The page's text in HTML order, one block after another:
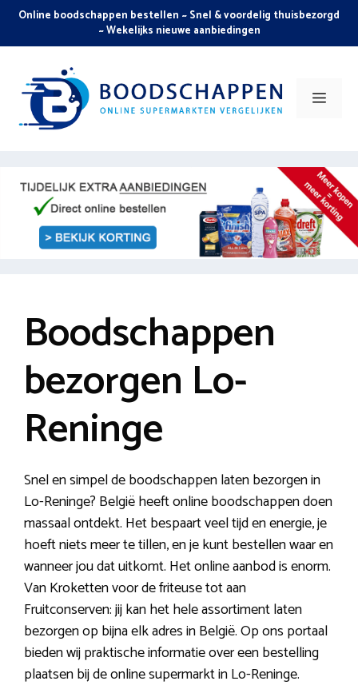
Skip
content
Online boodschappen bestellen ~ Snel & voordelig thuisbezorgd
~ Wekelijks nieuwe aanbiedingen
Menu
Boodschappen
bezorgen Lo-
Reninge
Snel en simpel de boodschappen laten bezorgen in
Lo-Reninge? België heeft online boodschappen doen
massaal ontdekt. Het bespaart veel tijd en energie, je
hoeft niets meer te tillen, en je kunt bestellen waar en
wanneer jou dat uitkomt. Het online aanbod is enorm.
Van Kroketten voor de friteuse tot aan
Fruitconserven: jij kan het hele assortiment laten
bezorgen op bijna elk adres in België. Op ons portaal
bieden wij praktische informatie over een bestelling
plaatsen bij de online supermarkt in Lo-Reninge.